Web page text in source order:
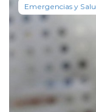
Emergencias y